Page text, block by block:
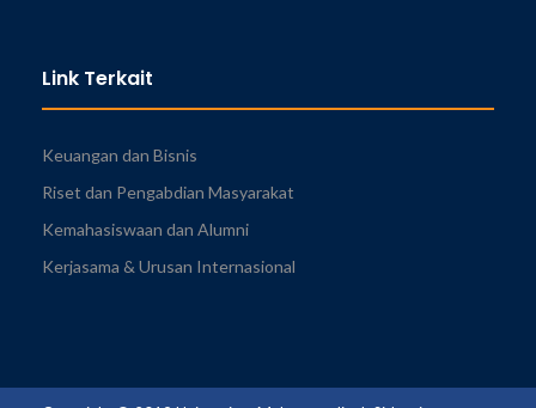
Link Terkait
Keuangan dan Bisnis
Riset dan Pengabdian Masyarakat
Kemahasiswaan dan Alumni
Kerjasama & Urusan Internasional